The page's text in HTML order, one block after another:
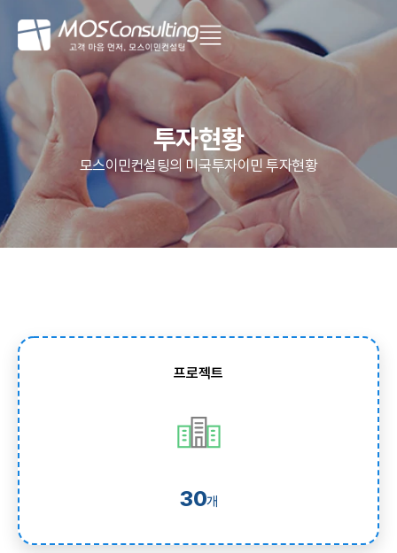
투자현황
모스이민컨설팅의 미국투자이민 투자현황
프로젝트
30개